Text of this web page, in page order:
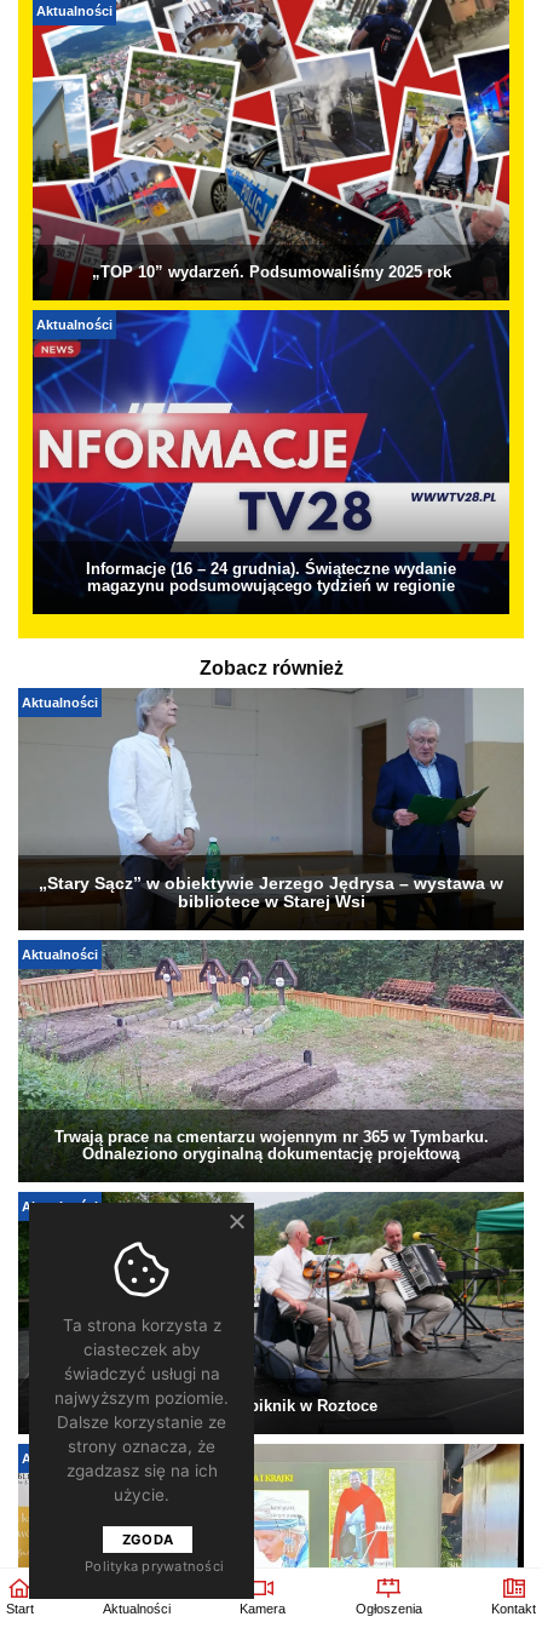
Start Aktualności Kamera Ogłoszenia Kontakt
Aktualności
„TOP 10” wydarzeń. Podsumowaliśmy 2025 rok
Aktualności
Informacje (16 – 24 grudnia). Świąteczne wydanie
magazynu podsumowującego tydzień w regionie
Zobacz również
Aktualności
„Stary Sącz” w obiektywie Jerzego Jędrysa – wystawa w
bibliotece w Starej Wsi
Aktualności
Trwają prace na cmentarzu wojennym nr 365 w Tymbarku.
Odnaleziono oryginalną dokumentację projektową
Aktualności
Niedzielny piknik w Roztoce
Aktualności
Ta strona korzysta z
ciasteczek aby
świadczyć usługi na
najwyższym poziomie.
Dalsze korzystanie ze
strony oznacza, że
zgadzasz się na ich
użycie.
ZGODA
Polityka prywatności